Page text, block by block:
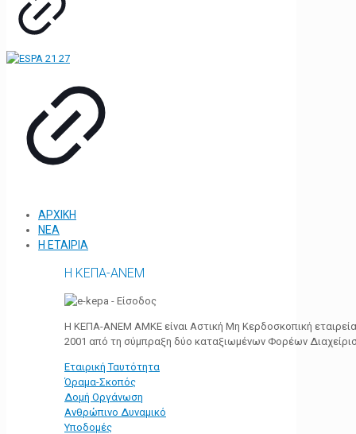
ΑΡΧΙΚΗ
ΝΕΑ
Η ΕΤΑΙΡΙΑ
Η ΚΕΠΑ-ΑΝΕΜ
Η ΚΕΠΑ-ΑΝΕΜ ΑΜΚΕ είναι Αστική Μη Κερδοσκοπική
2001 από τη σύμπραξη δύο καταξιωμένων Φορέων
Εταιρική Ταυτότητα
Όραμα-Σκοπός
Δομή Οργάνωση
Ανθρώπινο Δυναμικό
Υποδομές